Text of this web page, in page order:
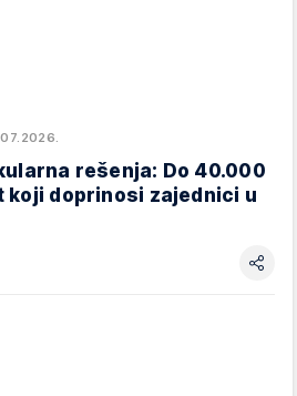
rešenja: Do 40.000
koji doprinosi zajednici u